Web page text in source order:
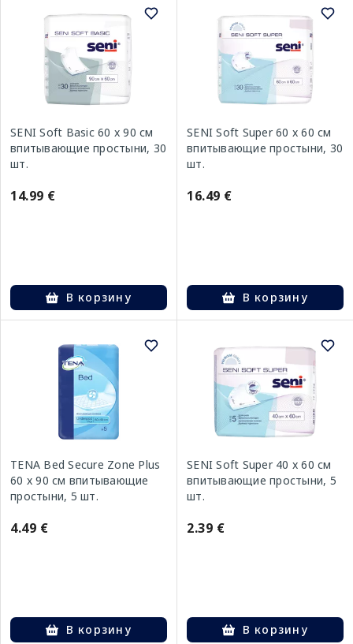
SENI Soft Basic 60 x 90 см
впитывающие простыни, 30
шт.
14.99 €
В корзину
SENI Soft Super 60 x 60 см
впитывающие простыни, 30
шт.
16.49 €
В корзину
TENA Bed Secure Zone Plus
60 x 90 см впитывающие
простыни, 5 шт.
4.49 €
В корзину
SENI Soft Super 40 x 60 см
впитывающие простыни, 5
шт.
2.39 €
В корзину